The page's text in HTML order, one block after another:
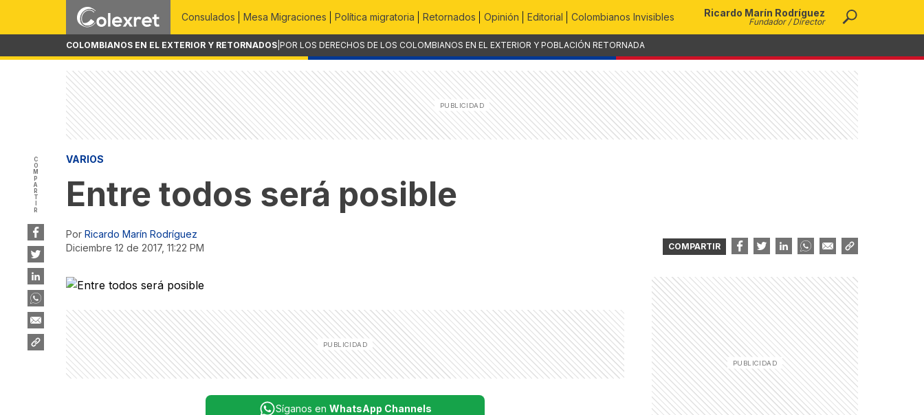
Consulados Mesa Migraciones Política migratoria Retornados Opinión Editorial Colombianos Invisibles Ricardo Marín Rodríguez
Fundador / Director
COLOMBIANOS EN EL EXTERIOR Y RETORNADOS POR LOS DERECHOS DE LOS COLOMBIANOS EN EL EXTERIOR Y POBLACIÓN RETORNADA
COMPARTIR VARIOS
Entre todos será posible
Por Ricardo Marín Rodríguez
diciembre 12 de 2017, 11:22 PM
COMPARTIR
Síganos en WhatsApp Channels